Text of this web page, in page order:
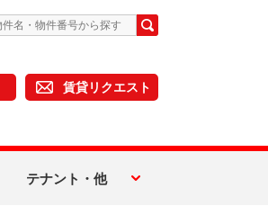
賃貸リクエスト
テナント・他